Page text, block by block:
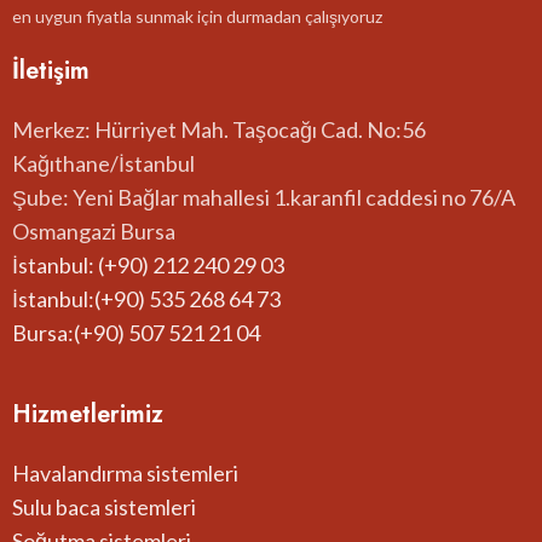
en uygun fiyatla sunmak için durmadan çalışıyoruz
İletişim
Merkez: Hürriyet Mah. Taşocağı Cad. No:56
Kağıthane/İstanbul
Şube: Yeni Bağlar mahallesi 1.karanfil caddesi no 76/A
Osmangazi Bursa
İstanbul: (+90) 212 240 29 03
İstanbul:(+90) 535 268 64 73
Bursa:(+90) 507 521 21 04
Hizmetlerimiz
Havalandırma sistemleri
Sulu baca sistemleri